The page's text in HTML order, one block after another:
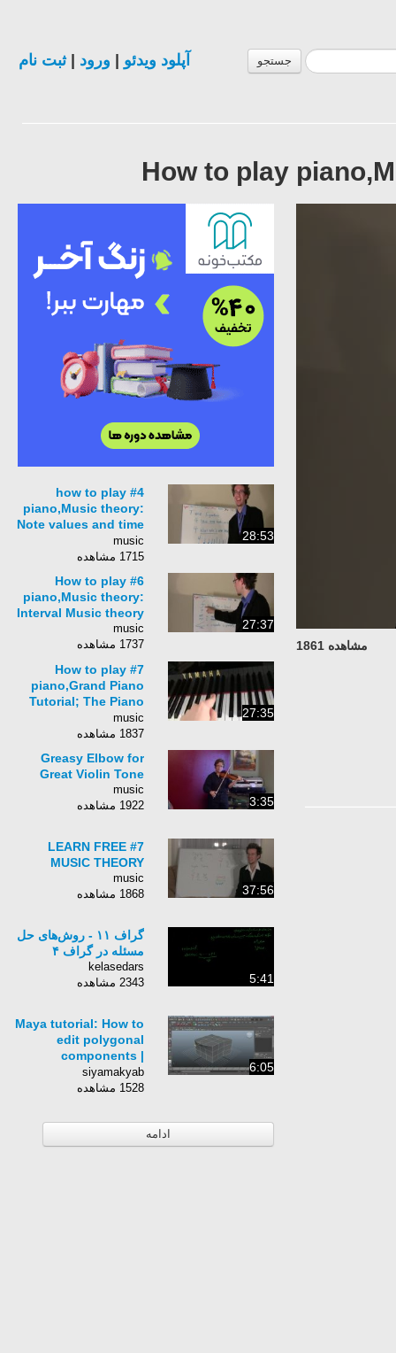
جستجو آپلود ویدئو ورود |ثبت نام
مشاهده 1861
28:53
#4 how to play
piano,Music theory:
Note values and time
signatures
music
1715 مشاهده
27:37
#6 How to play
piano,Music theory:
Interval Music theory
music
1737 مشاهده
27:35
#7 How to play
piano,Grand Piano
Tutorial; The Piano
and how it works.
music
1837 مشاهده
3:35
Greasy Elbow for
Great Violin Tone
music
1922 مشاهده
37:56
#7 LEARN FREE
MUSIC THEORY
music
1868 مشاهده
5:41
گراف ۱۱ - روش‌های حل
مسئله در گراف ۴
kelasedars
2343 مشاهده
6:05
Maya tutorial: How to
edit polygonal
components |
lynda.com
siyamakyab
1528 مشاهده
ادامه